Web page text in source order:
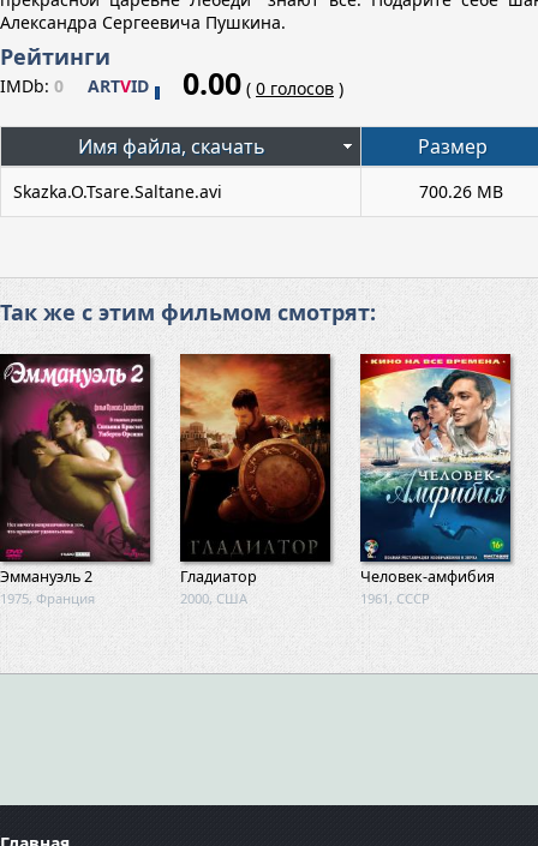
Александра Сергеевича Пушкина.
Рейтинги
IMDb: 0 ARTVID 0.00 ( 0 голосов )
Имя файла, скачать Размер
Skazka.O.Tsare.Saltane.avi 700.26 MB
Так же с этим фильмом смотрят:
Эммануэль 2
1975, Франция
Гладиатор
2000, США
Человек-амфибия
1961, СССР